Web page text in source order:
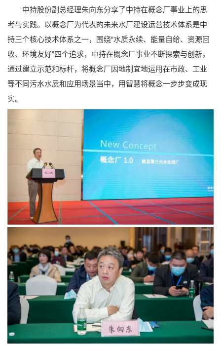
中持股份副总经理朱向东分享了中持在概念厂事业上的思
考与实践。以概念厂为代表的未来水厂建设运营技术体系是中
持三个核心技术体系之一，围绕“水质永续、能量自给、资源回
收、环境友好”四个追求，中持在概念厂事业不断探索与创新，
通过建立示范和标杆，将概念厂因地制宜地运用在市政、工业
等不同污水水质和应用场景当中，用智慧将概念一步步变成现
实。